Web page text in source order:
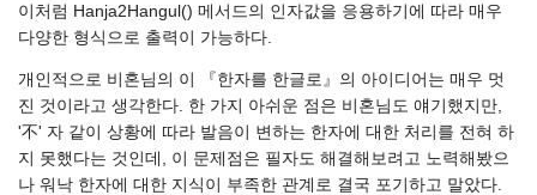
이처럼 Hanja2Hangul() 메서드의 인자값을 응용하기에 따라 매우
다양한 형식으로 출력이 가능하다.
개인적으로 비혼님의 이 『한자를 한글로』의 아이디어는 매우 멋
진 것이라고 생각한다. 한 가지 아쉬운 점은 비혼님도 얘기했지만,
'不' 자 같이 상황에 따라 발음이 변하는 한자에 대한 처리를 전혀 하
지 못했다는 것인데, 이 문제점은 필자도 해결해보려고 노력해봤으
나 워낙 한자에 대한 지식이 부족한 관계로 결국 포기하고 말았다.